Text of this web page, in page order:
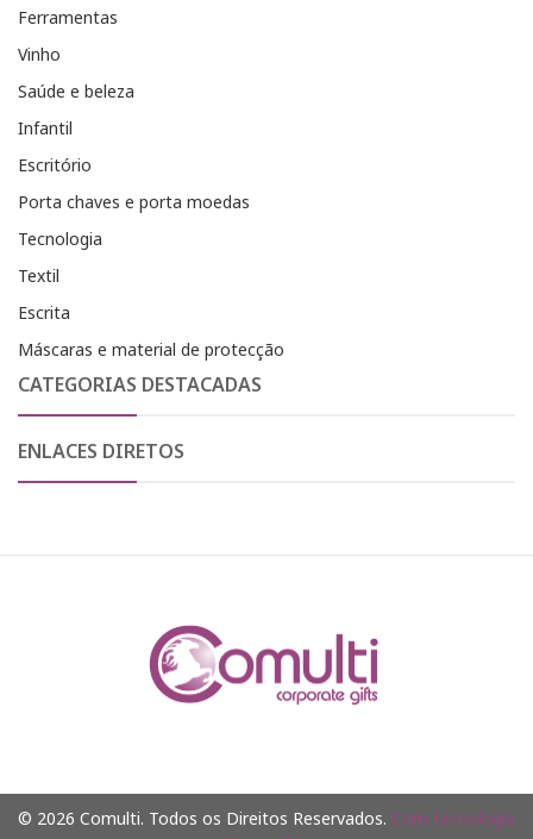
Ferramentas
Vinho
Saúde e beleza
Infantil
Escritório
Porta chaves e porta moedas
Tecnologia
Textil
Escrita
Máscaras e material de protecção
CATEGORIAS DESTACADAS
ENLACES DIRETOS
© 2026 Comulti. Todos os Direitos Reservados. Com tecnologia